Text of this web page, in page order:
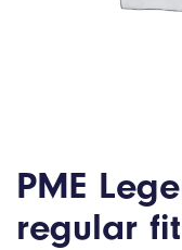
PME
regular